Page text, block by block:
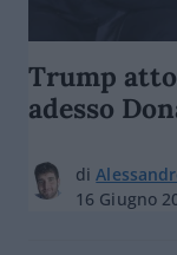
Trump
adesso
di
16 Giugno